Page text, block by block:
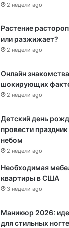
2 недели ago
Растение
или разжижает?
2 недели ago
Онлайн
шокирующих
2 недели ago
Детский день
провести
небом
2 недели ago
Необходимая
квартиры в США
3 недели ago
Маникюр 2026:
для стильных